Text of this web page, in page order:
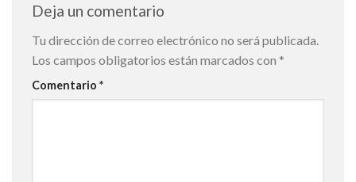
Deja un comentario
Tu dirección de correo electrónico no será publicada.
Los campos obligatorios están marcados con *
Comentario *